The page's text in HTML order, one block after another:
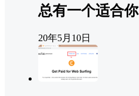
总有一个适合你
20年5月10日